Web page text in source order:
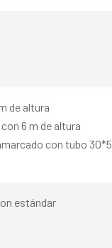
de altura
6 m de altura
con tubo
estándar